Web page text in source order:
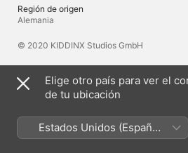
Región de origen
Alemania
© 2020 KIDDINX Studios GmbH
Idiomas
Alemán, Alemán (Alemania)
Elige otro país para ver el
de tu ubicación
Estados Unidos (Español
México)